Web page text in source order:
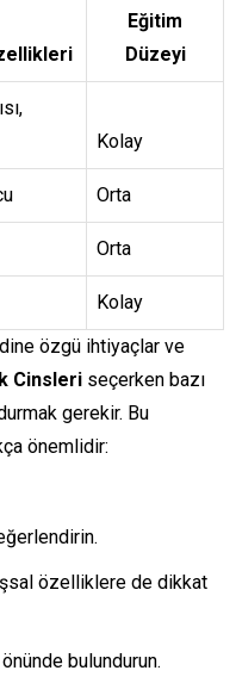
Eğitim
Düzeyi
Kolay
Orta
Orta
Kolay
özgü ihtiyaçlar ve
Cinsleri seçerken bazı
gerekir. Bu
önemlidir:
özelliklere de dikkat
bulundurun.